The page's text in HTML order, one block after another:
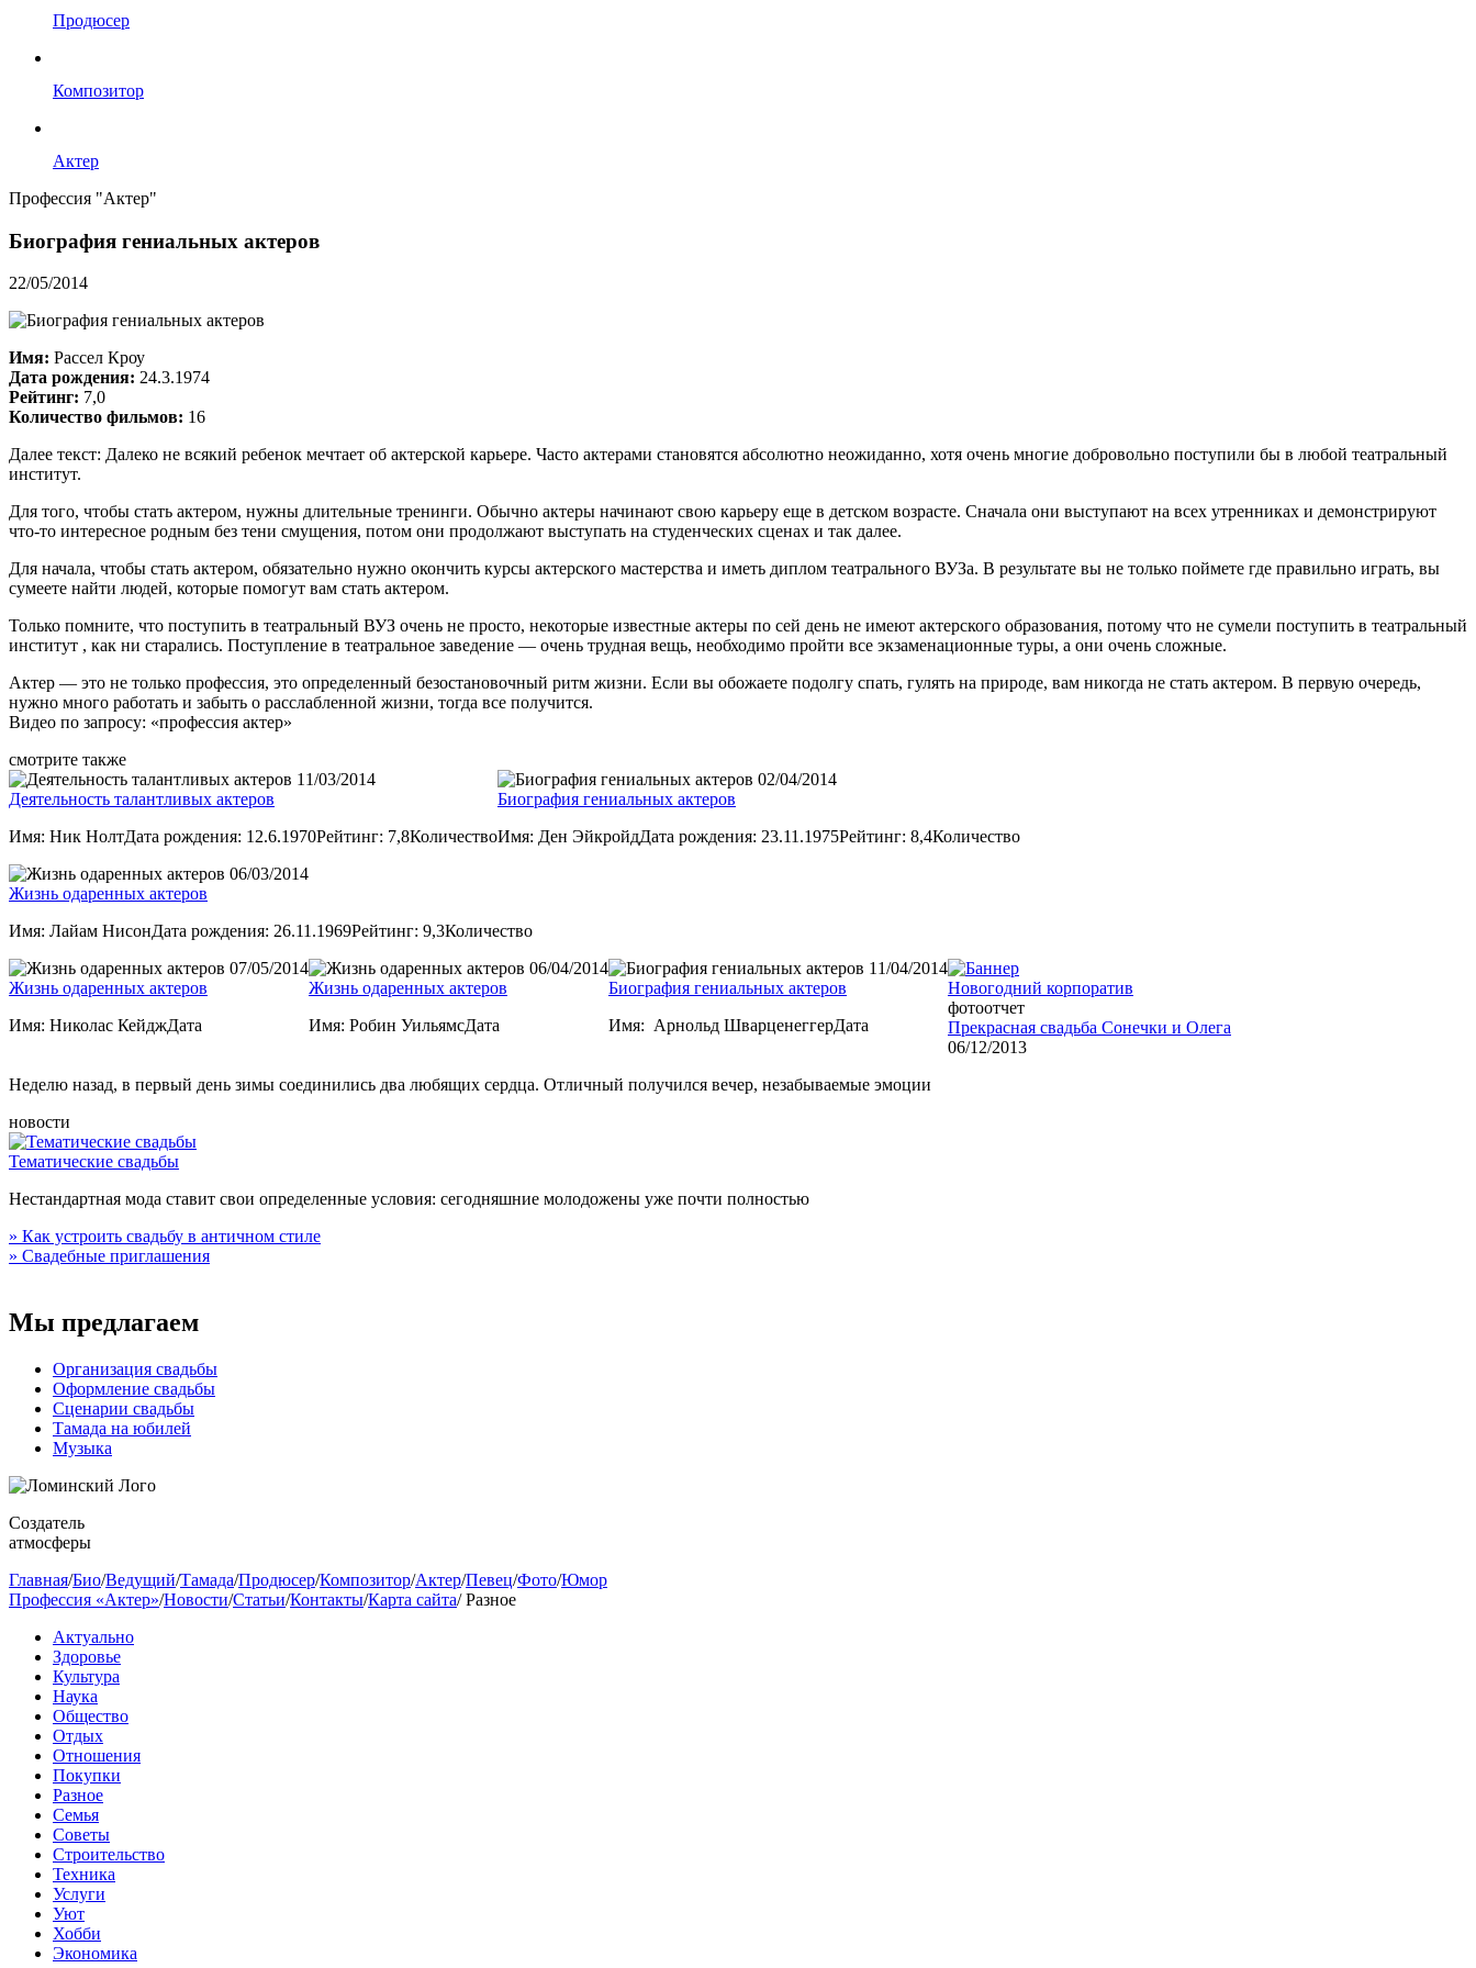
Продюсер
Композитор
Актер
Профессия "Актер"
Биография гениальных актеров
22/05/2014
Имя: Рассел Кроу
Дата рождения: 24.3.1974
Рейтинг: 7,0
Количество фильмов: 16
Далее текст: Далеко не всякий ребенок мечтает об актерской карьере. Часто актерами становятся абсолютно неожиданно, хотя очень многие добровольно поступили бы в любой театральный
институт.
Для того, чтобы стать актером, нужны длительные тренинги. Обычно актеры начинают свою карьеру еще в детском возрасте. Сначала они выступают на всех утренниках и демонстрируют
что-то интересное родным без тени смущения, потом они продолжают выступать на студенческих сценах и так далее.
Для начала, чтобы стать актером, обязательно нужно окончить курсы актерского мастерства и иметь диплом театрального ВУЗа. В результате вы не только поймете где правильно играть, вы
сумеете найти людей, которые помогут вам стать актером.
Только помните, что поступить в театральный ВУЗ очень не просто, некоторые известные актеры по сей день не имеют актерского образования, потому что не сумели поступить в театральный
институт , как ни старались. Поступление в театральное заведение — очень трудная вещь, необходимо пройти все экзаменационные туры, а они очень сложные.
Актер — это не только профессия, это определенный безостановочный ритм жизни. Если вы обожаете подолгу спать, гулять на природе, вам никогда не стать актером. В первую очередь,
нужно много работать и забыть о расслабленной жизни, тогда все получится.
Видео по запросу: «профессия актер»
смотрите также
11/03/2014
Деятельность талантливых актеров
Имя: Ник НолтДата рождения: 12.6.1970Рейтинг: 7,8Количество
02/04/2014
Биография гениальных актеров
Имя: Ден ЭйкройдДата рождения: 23.11.1975Рейтинг: 8,4Количество
06/03/2014
Жизнь одаренных актеров
Имя: Лайам НисонДата рождения: 26.11.1969Рейтинг: 9,3Количество
07/05/2014
Жизнь одаренных актеров
Имя: Николас КейджДата
06/04/2014
Жизнь одаренных актеров
Имя: Робин УильямсДата
11/04/2014
Биография гениальных актеров
Имя: Арнольд ШварценеггерДата
Новогодний корпоратив
фотоотчет
Прекрасная свадьба Сонечки и Олега
06/12/2013
Неделю назад, в первый день зимы соединились два любящих сердца. Отличный получился вечер, незабываемые эмоции
новости
Тематические свадьбы
Нестандартная мода ставит свои определенные условия: сегодняшние молодожены уже почти полностью
» Как устроить свадьбу в античном стиле
» Свадебные приглашения
Мы предлагаем
Организация свадьбы
Оформление свадьбы
Сценарии свадьбы
Тамада на юбилей
Музыка
Создатель
атмосферы
Главная/Био/Ведущий/Тамада/Продюсер/Композитор/Актер/Певец/Фото/Юмор
Профессия «Актер»/Новости/Статьи/Контакты/Карта сайта/Разное
Актуально
Здоровье
Культура
Наука
Общество
Отдых
Отношения
Покупки
Разное
Семья
Советы
Строительство
Техника
Услуги
Уют
Хобби
Экономика